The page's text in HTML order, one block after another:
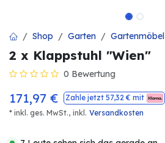
Shop Garten Gartenmöbel
2 x Klappstuhl "Wien"
0 Bewertung
171,97 € Zahle jetzt 57,32€ mit
* inkl. ges. MwSt., inkl. Versandkosten